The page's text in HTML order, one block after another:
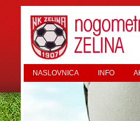
NASLOVNICA INFO